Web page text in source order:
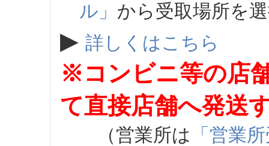
ル」 から受取場所を
▶ 詳しくはこちら
※コンビニ等の店
て直接店舗へ発送
（営業所は 「営業